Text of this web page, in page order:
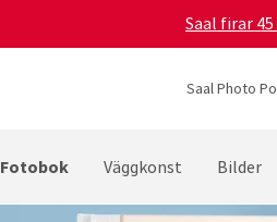
Saal firar
Saal Photo
Fotobok Väggkonst Bilder